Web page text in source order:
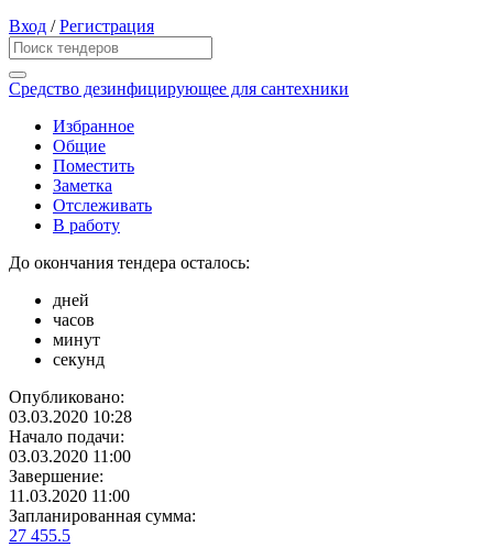
Вход /Регистрация
Средство дезинфицирующее для сантехники
Избранное
Общие
Поместить
Заметка
Отслеживать
В работу
До окончания тендера осталось:
дней
часов
минут
секунд
Опубликовано:
03.03.2020 10:28
Начало подачи:
03.03.2020 11:00
Завершение:
11.03.2020 11:00
Запланированная сумма:
27 455.5